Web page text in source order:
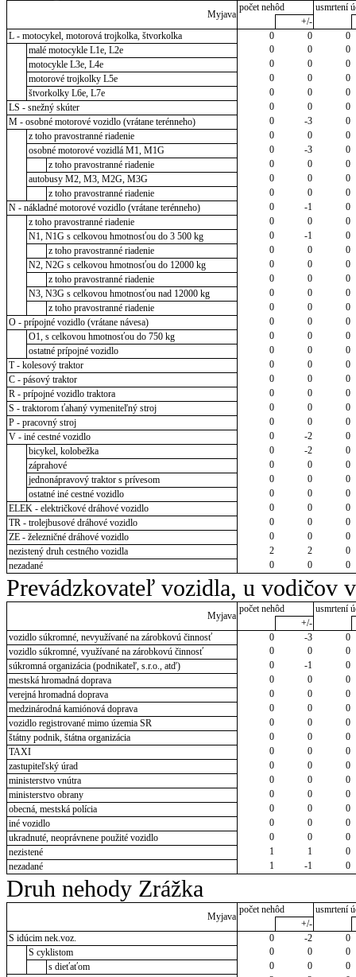
Myjava
počet nehôd
usmrtení
+/-
L - motocykel, motorová trojkolka, štvorkolka
0 0
0
malé motocykle L1e, L2e
0 0
0
motocykle L3e, L4e
0 0
0
motorové trojkolky L5e
0 0
0
štvorkolky L6e, L7e
0 0
0
LS - snežný skúter
0 0
0
M - osobné motorové vozidlo (vrátane terénneho)
0 -3
0
z toho pravostranné riadenie
0 0
0
osobné motorové vozidlá M1, M1G
0 -3
0
z toho pravostranné riadenie
0 0
0
autobusy M2, M3, M2G, M3G
0 0
0
z toho pravostranné riadenie
0 0
0
N - nákladné motorové vozidlo (vrátane terénneho)
0 -1
0
z toho pravostranné riadenie
0 0
0
N1, N1G s celkovou hmotnosťou do 3 500 kg
0 -1
0
z toho pravostranné riadenie
0 0
0
N2, N2G s celkovou hmotnosťou do 12000 kg
0 0
0
z toho pravostranné riadenie
0 0
0
N3, N3G s celkovou hmotnosťou nad 12000 kg
0 0
0
z toho pravostranné riadenie
0 0
0
O - prípojné vozidlo (vrátane návesa)
0 0
0
O1, s celkovou hmotnosťou do 750 kg
0 0
0
ostatné prípojné vozidlo
0 0
0
T - kolesový traktor
0 0
0
C - pásový traktor
0 0
0
R - prípojné vozidlo traktora
0 0
0
S - traktorom ťahaný vymeniteľný stroj
0 0
0
P - pracovný stroj
0 0
0
V - iné cestné vozidlo
0 -2
0
bicykel, kolobežka
0 -2
0
záprahové
0 0
0
jednonápravový traktor s prívesom
0 0
0
ostatné iné cestné vozidlo
0 0
0
ELEK - električkové dráhové vozidlo
0 0
0
TR - trolejbusové dráhové vozidlo
0 0
0
ZE - železničné dráhové vozidlo
0 0
0
nezistený druh cestného vozidla
2 2
0
nezadané
0 0 0
Prevádzkovateľ vozidla, u vodičov
Myjava
počet nehôd
usmrtení
+/-
vozidlo súkromné, nevyužívané na zárobkovú činnosť
0 -3
0
vozidlo súkromné, využívané na zárobkovú činnosť
0 0
0
súkromná organizácia (podnikateľ, s.r.o., atď)
0 -1
0
mestská hromadná doprava
0 0
0
verejná hromadná doprava
0 0
0
medzinárodná kamiónová doprava
0 0
0
vozidlo registrované mimo územia SR
0 0
0
štátny podnik, štátna organizácia
0 0
0
TAXI
0 0
0
zastupiteľský úrad
0 0
0
ministerstvo vnútra
0 0
0
ministerstvo obrany
0 0
0
obecná, mestská polícia
0 0
0
iné vozidlo
0 0
0
ukradnuté, neoprávnene použité vozidlo
0 0
0
nezistené
1 1
0
nezadané
1 -1 0
Druh nehody Zrážka
Myjava
počet nehôd
usmrtení
+/-
S idúcim nek.voz.
0 -2
0
S cyklistom
0 0
0
s dieťaťom
0 0
0